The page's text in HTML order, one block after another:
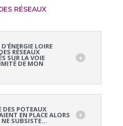
RÉSEAUX
LOIRE
RÉSEAUX
SUR LA VOIE
DE MON
DES POTEAUX
EN PLACE ALORS
SUBSISTE...